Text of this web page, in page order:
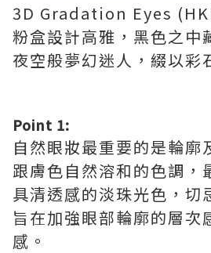
3D Gradation Eyes
粉盒設計高雅，黑色之中
夜空般夢幻迷人，綴以彩
Point 1:
自然眼妝最重要的是輪廓
跟膚色自然溶和的色調，
具清透感的淡珠光色，切
旨在加強眼部輪廓的層次
感。